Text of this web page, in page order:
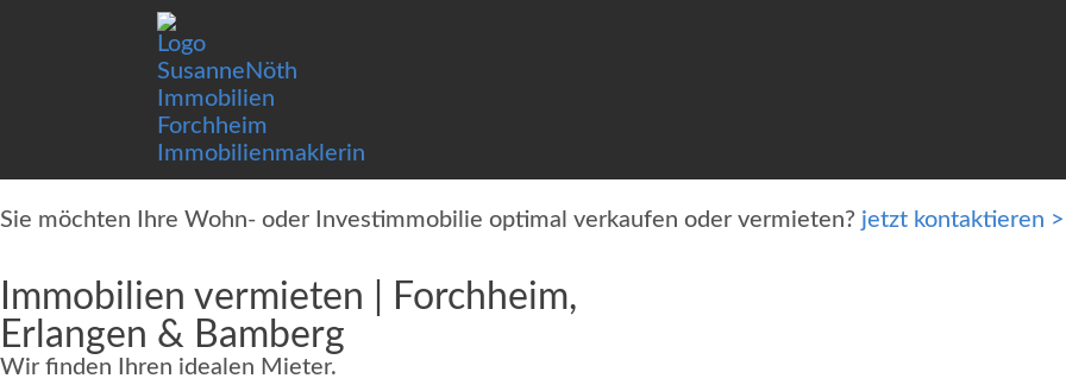
Sie möchten Ihre Wohn- oder Investimmobilie optimal verkaufen oder vermieten? jetzt kontaktieren >
Immobilien vermieten | Forchheim,
Erlangen & Bamberg
Wir finden Ihren idealen Mieter.